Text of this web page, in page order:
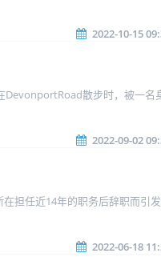
2022-10-15
DevonportRoad散步时，被一名
2022-09-02
担任近14年的职务后辞职而引
2022-06-18